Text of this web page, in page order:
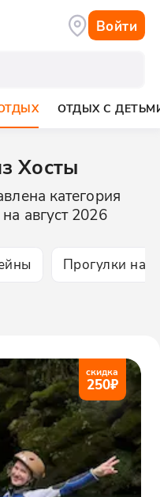
Войти
ОТДЫХ С
Хосты
категория
август 2026
Прогулки на
скидка
250₽